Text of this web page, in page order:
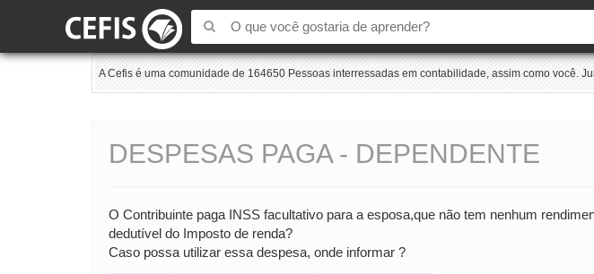
A Cefis é uma comunidade de 164650 Pessoas interressadas em contabilidade, assim como você.
DESPESAS PAGA - DEPENDENTE
O Contribuinte paga INSS facultativo para a esposa,que não tem nenhum
dedutível do Imposto de renda?
Caso possa utilizar essa despesa, onde informar ?